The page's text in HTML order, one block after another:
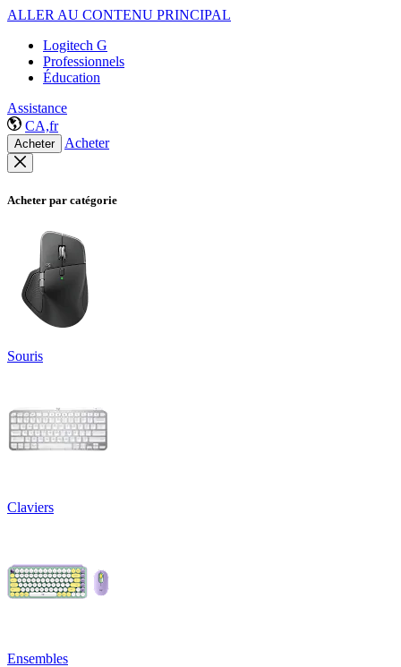
ALLER AU CONTENU PRINCIPAL
Logitech G
Professionnels
Éducation
Assistance
CA,fr
Acheter Acheter
Acheter par catégorie
Souris
Claviers
Ensembles